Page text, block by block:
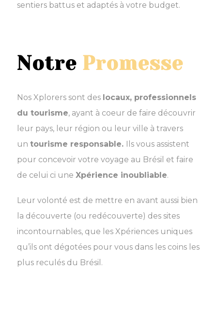
sentiers battus et adaptés à votre budget.
Notre Promesse
Nos Xplorers sont des locaux, professionnels
du tourisme, ayant à coeur de faire découvrir
leur pays, leur région ou leur ville à travers
un tourisme responsable. Ils vous assistent
pour concevoir votre voyage au Brésil et faire
de celui ci une Xpérience inoubliable.
Leur volonté est de mettre en avant aussi bien
la découverte (ou redécouverte) des sites
incontournables, que les Xpériences uniques
qu’ils ont dégotées pour vous dans les coins les
plus reculés du Brésil.